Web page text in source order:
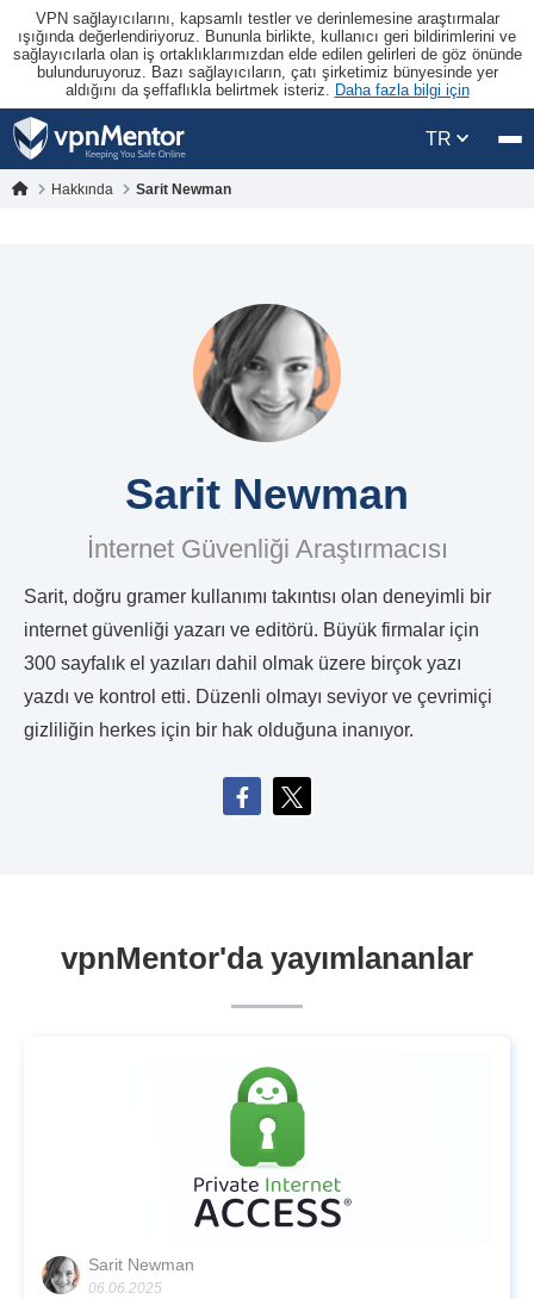
VPN sağlayıcılarını, kapsamlı testler ve derinlemesine araştırmalar
ışığında değerlendiriyoruz. Bununla birlikte, kullanıcı geri bildirimlerini ve
sağlayıcılarla olan iş ortaklıklarımızdan elde edilen gelirleri de göz önünde
bulunduruyoruz. Bazı sağlayıcıların, çatı şirketimiz bünyesinde yer
aldığını da şeffaflıkla belirtmek isteriz. Daha fazla bilgi için
TR
Hakkında Sarit Newman
Sarit Newman
İnternet Güvenliği Araştırmacısı
Sarit, doğru gramer kullanımı takıntısı olan deneyimli bir
internet güvenliği yazarı ve editörü. Büyük firmalar için
300 sayfalık el yazıları dahil olmak üzere birçok yazı
yazdı ve kontrol etti. Düzenli olmayı seviyor ve çevrimiçi
gizliliğin herkes için bir hak olduğuna inanıyor.
vpnMentor'da yayımlananlar
Sarit Newman
06.06.2025